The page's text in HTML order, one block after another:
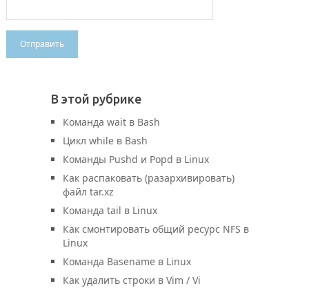
В этой рубрике
Команда wait в Bash
Цикл while в Bash
Команды Pushd и Popd в Linux
Как распаковать (разархивировать)
файл tar.xz
Команда tail в Linux
Как смонтировать общий ресурс NFS в
Linux
Команда Basename в Linux
Как удалить строки в Vim / Vi